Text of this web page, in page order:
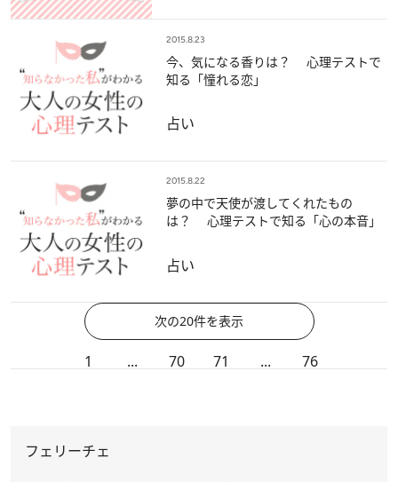
2015.8.23
今、気になる香りは？ 心理テストで
知る「憧れる恋」
占い
2015.8.22
夢の中で天使が渡してくれたもの
は？ 心理テストで知る「心の本音」
占い
次の20件を表示
1 ... 70 71 ... 76
フェリーチェ